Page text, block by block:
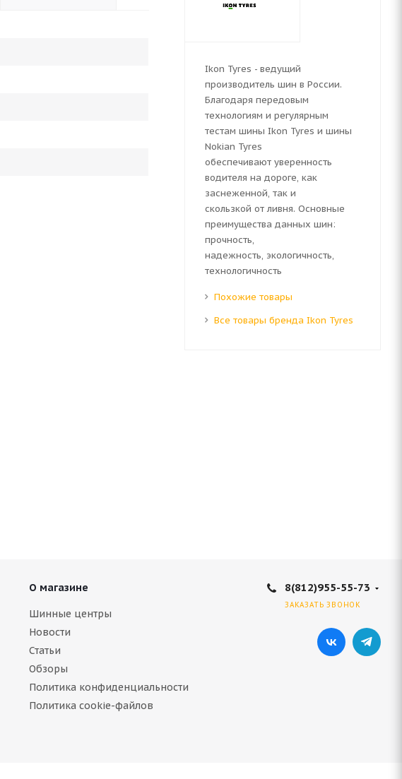
R20 104T
Ikon Tyres - ведущий
производитель шин в России.
Благодаря передовым
технологиям и регулярным
тестам шины Ikon Tyres и шины
Nokian Tyres
обеспечивают уверенность
водителя на дороге, как
заснеженной, так и
скользкой от ливня. Основные
преимущества данных шин:
прочность,
надежность, экологичность,
технологичность
Похожие товары
Все товары бренда Ikon Tyres
О магазине
Шинные центры
Новости
Статьи
Обзоры
Политика конфиденциальности
Политика cookie-файлов
8(812)955-55-73
ЗАКАЗАТЬ ЗВОНОК